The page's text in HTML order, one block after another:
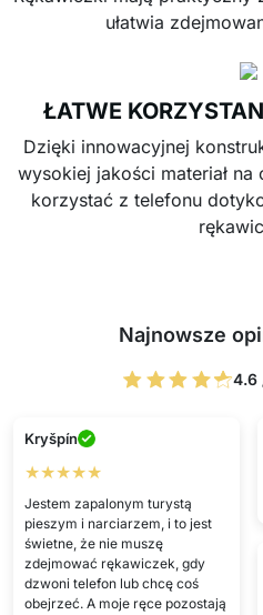
ułatwia
ŁATWE
Dzięki innowacyjnej
wysokiej jakości materiał
korzystać z telefonu
Najnowsze
4.6
Kryšpín
★★★★★
Jestem zapalonym turystą
pieszym i narciarzem, i to jest
świetne, że nie muszę
zdejmować rękawiczek, gdy
dzwoni telefon lub chcę coś
obejrzeć. A moje ręce pozostają